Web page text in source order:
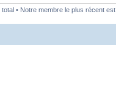
• Notre membre le plus récent est